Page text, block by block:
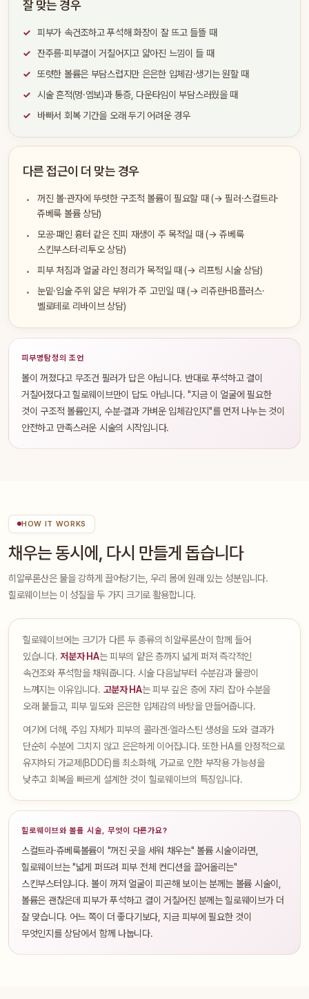
잘 맞는 경우
피부가 속건조하고 푸석해 화장이 잘 뜨고 들뜰 때
잔주름·피부결이 거칠어지고 얇아진 느낌이 들 때
또렷한 볼륨은 부담스럽지만 은은한 입체감·생기는 원할 때
시술 흔적(멍·엠보)과 통증, 다운타임이 부담스러웠을 때
바빠서 회복 기간을 오래 두기 어려운 경우
다른 접근이 더 맞는 경우
꺼진 볼·관자에 뚜렷한 구조적 볼륨이 필요할 때 (→ 필러·스컬트라·
쥬베룩 볼륨 상담)
모공·패인 흉터 같은 진피 재생이 주 목적일 때 (→ 쥬베룩
스킨부스터·리투오 상담)
피부 처짐과 얼굴 라인 정리가 목적일 때 (→ 리프팅 시술 상담)
눈밑·입술 주위 얇은 부위가 주 고민일 때 (→ 리쥬란HB플러스·
벨로테로 리바이브 상담)
피부명탐정의 조언
볼이 꺼졌다고 무조건 필러가 답은 아닙니다. 반대로 푸석하고 결이
거칠어졌다고 힐로웨이브만이 답도 아닙니다. "지금 이 얼굴에 필요한
것이 구조적 볼륨인지, 수분·결과 가벼운 입체감인지"를 먼저 나누는 것이
안전하고 만족스러운 시술의 시작입니다.
HOW IT WORKS
채우는 동시에, 다시 만들게 돕습니다
히알루론산은 물을 강하게 끌어당기는, 우리 몸에 원래 있는 성분입니다.
힐로웨이브는 이 성질을 두 가지 크기로 활용합니다.
힐로웨이브에는 크기가 다른 두 종류의 히알루론산이 함께 들어
있습니다.저분자 HA는 피부의 얕은 층까지 넓게 퍼져 즉각적인
속건조와 푸석함을 채워줍니다. 시술 다음날부터 수분감과 물광이
느껴지는 이유입니다. 고분자 HA는 피부 깊은 층에 자리 잡아 수분을
오래 붙들고, 피부 밀도와 은은한 입체감의 바탕을 만들어줍니다.
여기에 더해, 주입 자체가 피부의 콜라겐·엘라스틴 생성을 도와 결과가
단순히 수분에 그치지 않고 은은하게 이어집니다. 또한 HA를 안정적으로
유지하되 가교제(BDDE)를 최소화해, 가교로 인한 부작용 가능성을
낮추고 회복을 빠르게 설계한 것이 힐로웨이브의 특징입니다.
힐로웨이브와 볼륨 시술, 무엇이 다른가요?
스컬트라·쥬베룩볼륨이 "꺼진 곳을 세워 채우는" 볼륨 시술이라면,
힐로웨이브는 "넓게 퍼뜨려 피부 전체 컨디션을 끌어올리는"
스킨부스터입니다. 볼이 꺼져 얼굴이 피곤해 보이는 분께는 볼륨 시술이,
볼륨은 괜찮은데 피부가 푸석하고 결이 거칠어진 분께는 힐로웨이브가 더
잘 맞습니다. 어느 쪽이 더 좋다기보다, 지금 피부에 필요한 것이
무엇인지를 상담에서 함께 나눕니다.